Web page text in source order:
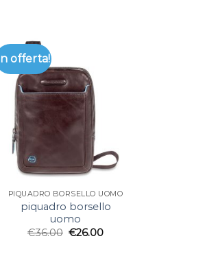
In offerta!
PIQUADRO BORSELLO UOMO
piquadro borsello
uomo
€36.00 €26.00